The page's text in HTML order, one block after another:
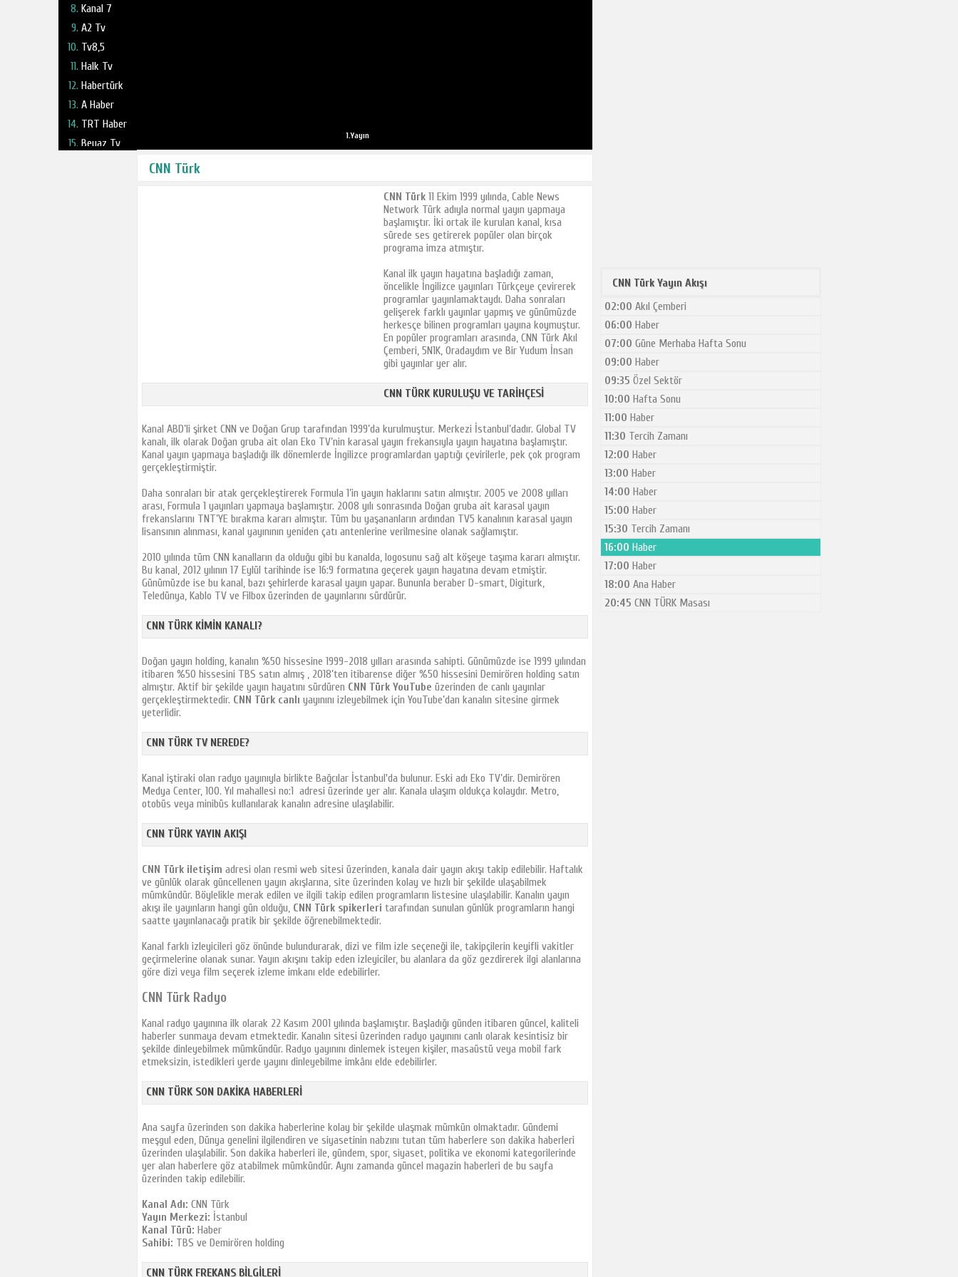
Kanal 7
A2 Tv
Tv8,5
Halk Tv
Habertürk
A Haber
TRT Haber
Beyaz Tv
Disney Channel
Bein Sport Haber
1.Yayın
CNN Türk
CNN Türk 11 Ekim 1999 yılında, Cable News
Network Türk adıyla normal yayın yapmaya
başlamıştır. İki ortak ile kurulan kanal, kısa
sürede ses getirerek popüler olan birçok
programa imza atmıştır.
Kanal ilk yayın hayatına başladığı zaman,
öncelikle İngilizce yayınları Türkçeye çevirerek
programlar yayınlamaktaydı. Daha sonraları
gelişerek farklı yayınlar yapmış ve günümüzde
herkesçe bilinen programları yayına koymuştur.
En popüler programları arasında, CNN Türk Akıl
Çemberi, 5N1K, Oradaydım ve Bir Yudum İnsan
gibi yayınlar yer alır.
CNN TÜRK KURULUŞU VE TARIHÇESI
Kanal ABD’li şirket CNN ve Doğan Grup tarafından 1999’da kurulmuştur. Merkezi İstanbul’dadır. Global TV
kanalı, ilk olarak Doğan gruba ait olan Eko TV’nin karasal yayın frekansıyla yayın hayatına başlamıştır.
Kanal yayın yapmaya başladığı ilk dönemlerde İngilizce programlardan yaptığı çevirilerle, pek çok program
gerçekleştirmiştir.
Daha sonraları bir atak gerçekleştirerek Formula 1’in yayın haklarını satın almıştır. 2005 ve 2008 yılları
arası, Formula 1 yayınları yapmaya başlamıştır. 2008 yılı sonrasında Doğan gruba ait karasal yayın
frekanslarını TNT’YE bırakma kararı almıştır. Tüm bu yaşananların ardından TV5 kanalının karasal yayın
lisansının alınması, kanal yayınının yeniden çatı antenlerine verilmesine olanak sağlamıştır.
2010 yılında tüm CNN kanalların da olduğu gibi bu kanalda, logosunu sağ alt köşeye taşıma kararı almıştır.
Bu kanal, 2012 yılının 17 Eylül tarihinde ise 16:9 formatına geçerek yayın hayatına devam etmiştir.
Günümüzde ise bu kanal, bazı şehirlerde karasal yayın yapar. Bununla beraber D-smart, Digiturk,
Teledünya, Kablo TV ve Filbox üzerinden de yayınlarını sürdürür.
CNN TÜRK KIMIN KANALI?
Doğan yayın holding, kanalın %50 hissesine 1999-2018 yılları arasında sahipti. Günümüzde ise 1999 yılından
itibaren %50 hissesini TBS satın almış , 2018’ten itibarense diğer %50 hissesini Demirören holding satın
almıştır. Aktif bir şekilde yayın hayatını sürdüren CNN Türk YouTube üzerinden de canlı yayınlar
gerçekleştirmektedir. CNN Türk canlı yayınını izleyebilmek için YouTube’dan kanalın sitesine girmek
yeterlidir.
CNN TÜRK TV NEREDE?
Kanal iştiraki olan radyo yayınıyla birlikte Bağcılar İstanbul'da bulunur. Eski adı Eko TV’dir. Demirören
Medya Center, 100. Yıl mahallesi no:1 adresi üzerinde yer alır. Kanala ulaşım oldukça kolaydır. Metro,
otobüs veya minibüs kullanılarak kanalın adresine ulaşılabilir.
CNN TÜRK YAYIN AKIŞI
CNN Türk iletişim adresi olan resmi web sitesi üzerinden, kanala dair yayın akışı takip edilebilir. Haftalık
ve günlük olarak güncellenen yayın akışlarına, site üzerinden kolay ve hızlı bir şekilde ulaşabilmek
mümkündür. Böylelikle merak edilen ve ilgili takip edilen programların listesine ulaşılabilir. Kanalın yayın
akışı ile yayınların hangi gün olduğu, CNN Türk spikerleri tarafından sunulan günlük programların hangi
saatte yayınlanacağı pratik bir şekilde öğrenebilmektedir.
Kanal farklı izleyicileri göz önünde bulundurarak, dizi ve film izle seçeneği ile, takipçilerin keyifli vakitler
geçirmelerine olanak sunar. Yayın akışını takip eden izleyiciler, bu alanlara da göz gezdirerek ilgi alanlarına
göre dizi veya film seçerek izleme imkanı elde edebilirler.
CNN Türk Radyo
Kanal radyo yayınına ilk olarak 22 Kasım 2001 yılında başlamıştır. Başladığı günden itibaren güncel, kaliteli
haberler sunmaya devam etmektedir. Kanalın sitesi üzerinden radyo yayınını canlı olarak kesintisiz bir
şekilde dinleyebilmek mümkündür. Radyo yayınını dinlemek isteyen kişiler, masaüstü veya mobil fark
etmeksizin, istedikleri yerde yayını dinleyebilme imkânı elde edebilirler.
CNN TÜRK SON DAKIKA HABERLERI
Ana sayfa üzerinden son dakika haberlerine kolay bir şekilde ulaşmak mümkün olmaktadır. Gündemi
meşgul eden, Dünya genelini ilgilendiren ve siyasetinin nabzını tutan tüm haberlere son dakika haberleri
üzerinden ulaşılabilir. Son dakika haberleri ile, gündem, spor, siyaset, politika ve ekonomi kategorilerinde
yer alan haberlere göz atabilmek mümkündür. Aynı zamanda güncel magazin haberleri de bu sayfa
üzerinden takip edilebilir.
Kanal Adı: CNN Türk
Yayın Merkezi: İstanbul
Kanal Türü: Haber
Sahibi: TBS ve Demirören holding
CNN TÜRK FREKANS BILGILERI
CNN Türk Yayın Akışı
02:00 Akıl Çemberi
06:00 Haber
07:00 Güne Merhaba Hafta Sonu
09:00 Haber
09:35 Özel Sektör
10:00 Hafta Sonu
11:00 Haber
11:30 Tercih Zamanı
12:00 Haber
13:00 Haber
14:00 Haber
15:00 Haber
15:30 Tercih Zamanı
16:00 Haber
17:00 Haber
18:00 Ana Haber
20:45 CNN TÜRK Masası